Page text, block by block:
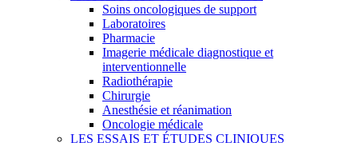
Soins oncologiques de support
Laboratoires
Pharmacie
Imagerie médicale diagnostique et
interventionnelle
Radiothérapie
Chirurgie
Anesthésie et réanimation
Oncologie médicale
LES ESSAIS ET ÉTUDES CLINIQUES